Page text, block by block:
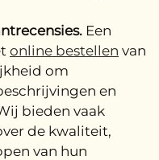
Een
online bestellen van
om
en
bieden vaak
de kwaliteit,
van hun